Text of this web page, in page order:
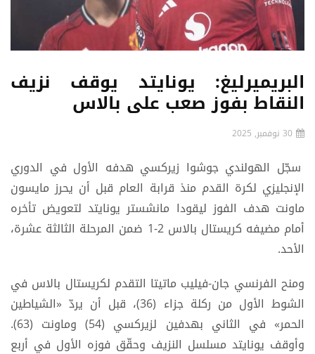
البريميرليغ: يونايتد يوقف نزيف
النقاط بفوز صعب على بالاس
30 نوفمبر, 2025
سجّل الهولندي جوشوا زيركسي هدفه الأول في الدوري
الإنجليزي لكرة القدم منذ قرابة العام قبل أن يحرز مايسون
ماونت هدف الفوز ليقودا مانشستر يونايتد لتعويض تأخره
أمام مضيفه كريستال بالاس 2-1 ضمن المرحلة الثالثة عشرة،
الأحد.
ومنح الفرنسي جان-فيليب ماتيتا التقدم لكريستال بالاس في
الشوط الأول من ركلة جزاء (36)، قبل أن يردّ «الشياطين
الحمر» في الثاني بهدفين لزيركسي (54) وماونت (63).
وأوقف يونايتد مسلسل النزيف وحقّق فوزه الأول في أربع